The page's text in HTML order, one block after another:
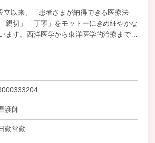
立以来、「患者さまが納得できる医療法
親切」「丁寧」をモットーにきめ細やかな
ます。西洋医学から東洋医学的治療まで
護師
勤常勤